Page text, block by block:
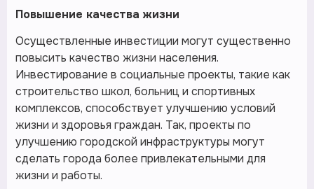
Повышение качества жизни
Осуществленные инвестиции могут существенно
повысить качество жизни населения.
Инвестирование в социальные проекты, такие как
строительство школ, больниц и спортивных
комплексов, способствует улучшению условий
жизни и здоровья граждан. Так, проекты по
улучшению городской инфраструктуры могут
сделать города более привлекательными для
жизни и работы.